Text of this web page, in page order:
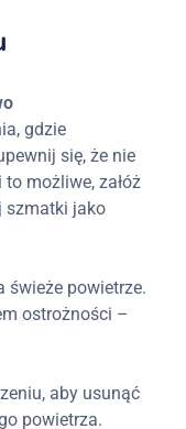
gdzie
się, że nie
możliwe, załóż
szmatki jako
świeże powietrze.
ostrożności –
aby usunąć
powietrza.